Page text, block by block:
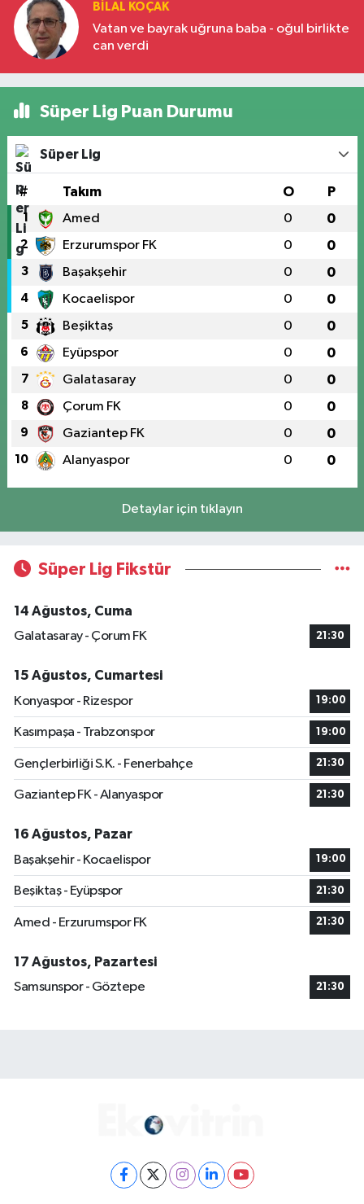
BILAL KOÇAK
Vatan ve bayrak uğruna baba - oğul birlikte
can verdi
Süper Lig Puan Durumu
Süper Lig
# Takım O P
1 Amed 0 0
2 Erzurumspor FK 0 0
3 Başakşehir 0 0
4 Kocaelispor 0 0
5 Beşiktaş 0 0
6 Eyüpspor 0 0
7 Galatasaray 0 0
8 Çorum FK 0 0
9 Gaziantep FK 0 0
10 Alanyaspor 0 0
Detaylar için tıklayın
Süper Lig Fikstür
14 Ağustos, Cuma
Galatasaray - Çorum FK
21:30
15 Ağustos, Cumartesi
Konyaspor - Rizespor
19:00
Kasımpaşa - Trabzonspor 19:00
Gençlerbirliği S.K. - Fenerbahçe 21:30
Gaziantep FK - Alanyaspor 21:30
16 Ağustos, Pazar
Başakşehir - Kocaelispor
19:00
Beşiktaş - Eyüpspor 21:30
Amed - Erzurumspor FK 21:30
17 Ağustos, Pazartesi
Samsunspor - Göztepe
21:30